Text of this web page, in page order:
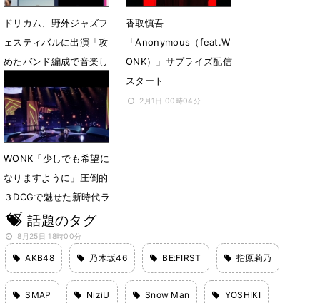
ドリカム、野外ジャズフ
ェスティバルに出演「攻
めたバンド編成で音楽し
3月9日 12時47分
香取慎吾
「Anonymous（feat.W
ONK）」サプライズ配信
スタート
2月1日 00時04分
WONK「少しでも希望に
なりますように」圧倒的
３DCGで魅せた新時代ラ
イブ
8月25日 18時00分
話題のタグ
AKB48 乃木坂46 BE:FIRST 指原莉乃
SMAP NiziU Snow Man YOSHIKI